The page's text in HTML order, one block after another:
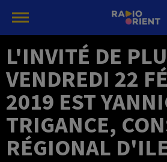
L'INVITÉ DE
VENDREDI 22
2019 EST
TRIGANCE,
RÉGIONAL